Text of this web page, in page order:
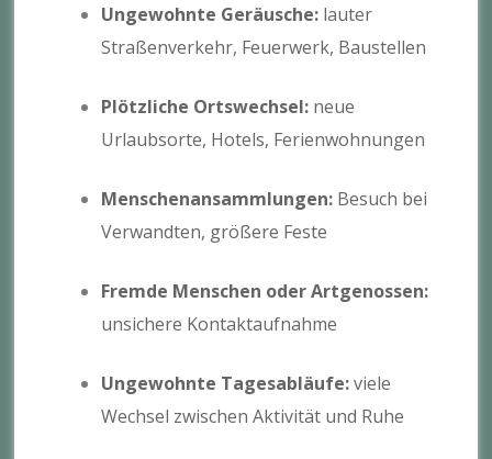
Ungewohnte Geräusche: lauter
Straßenverkehr, Feuerwerk, Baustellen
Plötzliche Ortswechsel: neue
Urlaubsorte, Hotels, Ferienwohnungen
Menschenansammlungen: Besuch bei
Verwandten, größere Feste
Fremde Menschen oder Artgenossen:
unsichere Kontaktaufnahme
Ungewohnte Tagesabläufe:viele
Wechsel zwischen Aktivität und Ruhe